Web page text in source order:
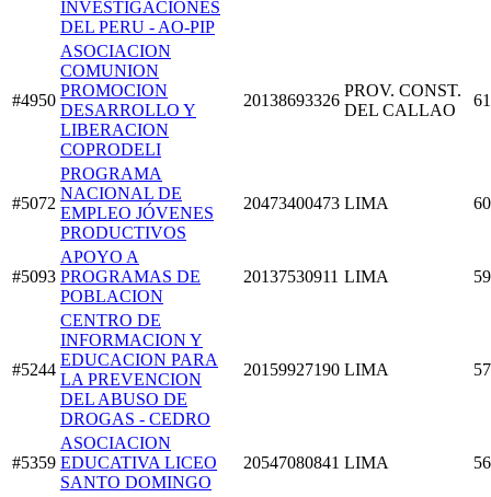
INVESTIGACIONES
DEL PERU - AO-PIP
#4950
ASOCIACION
COMUNION
PROMOCION
DESARROLLO Y
LIBERACION
COPRODELI
20138693326
PROV. CONST.
DEL CALLAO
#5072
PROGRAMA
NACIONAL DE
EMPLEO JÓVENES
PRODUCTIVOS
20473400473 LIMA
#5093
APOYO A
PROGRAMAS DE
POBLACION
20137530911 LIMA
#5244
CENTRO DE
INFORMACION Y
EDUCACION PARA
LA PREVENCION
DEL ABUSO DE
DROGAS - CEDRO
20159927190 LIMA
#5359
ASOCIACION
EDUCATIVA LICEO
SANTO DOMINGO
20547080841 LIMA